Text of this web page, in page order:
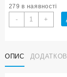
279 в наявності
-
Еспандер
плечовий
WX8006-
20LB
+
ОПИС